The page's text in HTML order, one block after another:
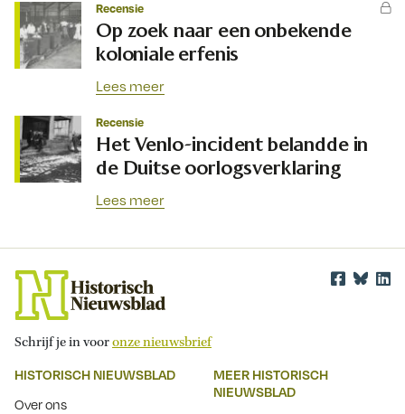
Recensie
Op zoek naar een onbekende
koloniale erfenis
Lees meer
Recensie
Het Venlo-incident belandde in
de Duitse oorlogsverklaring
Lees meer
Schrijf je in vooronze nieuwsbrief
HISTORISCH NIEUWSBLAD
Over ons
MEER HISTORISCH
NIEUWSBLAD